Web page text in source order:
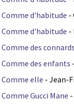
Comme d'habitude -
Comme d'habitude -
Comme des connards
Comme des enfants
Comme elle - Jean-
Comme Gucci Mane